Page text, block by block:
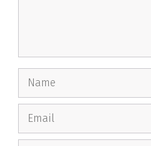
Name
Email